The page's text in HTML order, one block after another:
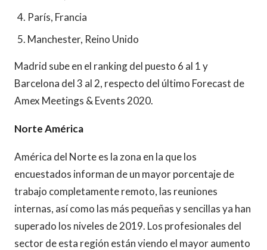
París, Francia
Manchester, Reino Unido
Madrid sube en el ranking del puesto 6 al 1 y
Barcelona del 3 al 2, respecto del último Forecast de
Amex Meetings & Events 2020.
Norte América
América del Norte es la zona en la que los
encuestados informan de un mayor porcentaje de
trabajo completamente remoto, las reuniones
internas, así como las más pequeñas y sencillas ya han
superado los niveles de 2019. Los profesionales del
sector de esta región están viendo el mayor aumento